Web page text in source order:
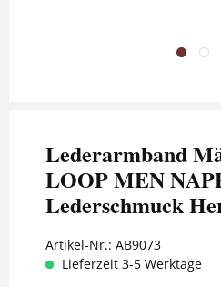
Lederarmband
LOOP MEN
Lederschmuck
Artikel-Nr.: AB9073
Lieferzeit 3-5 Werktage